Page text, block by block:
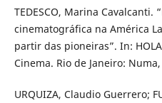
TEDESCO, Marina Cavalcanti.
cinematográfica na América
partir das pioneiras”. In:
Cinema. Rio de Janeiro:
URQUIZA, Claudio Guerrero;